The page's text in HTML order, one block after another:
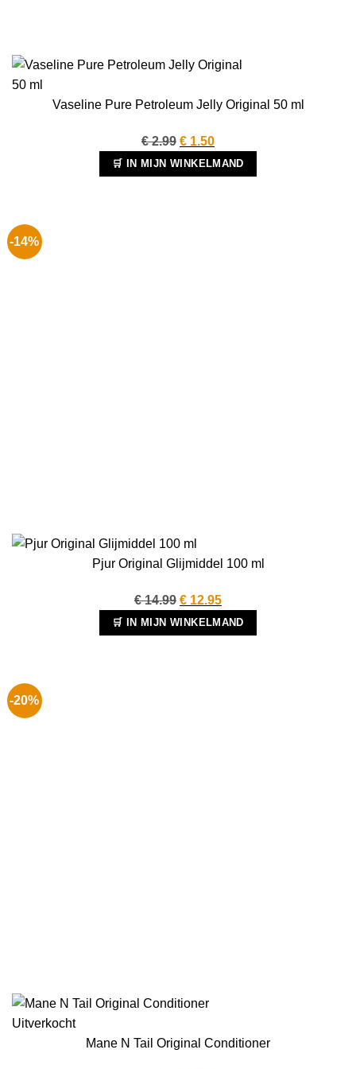
Vaseline Pure Petroleum Jelly Original 50 ml
€2.99 Oorspronkelijke
prijs
was:
€ 1.50Huidige
prijs
is:
🛒 IN MIJN WINKELMAND
-14%
Pjur Original Glijmiddel 100 ml
€14.99 Oorspronkelijke
prijs
was:
€ 12.95Huidige
prijs
is:
🛒 IN MIJN WINKELMAND
-20%
Uitverkocht
Mane N Tail Original Conditioner